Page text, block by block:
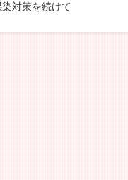
対策を続けて